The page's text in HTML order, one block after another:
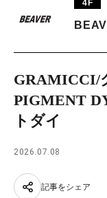
PARCOメンバーズ
4F
GRAMICCI/
PIGMENT
トダイ
2026.07.08
記事をシェア